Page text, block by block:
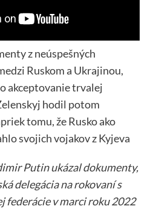
z neúspešných
Ruskom a Ukrajinou,
akceptovanie trvalej
hodil potom
tomu, že Rusko ako
svojich vojakov z Kyjeva
Putin ukázal dokumenty,
delegácia na rokovaní s
federácie v marci roku 2022